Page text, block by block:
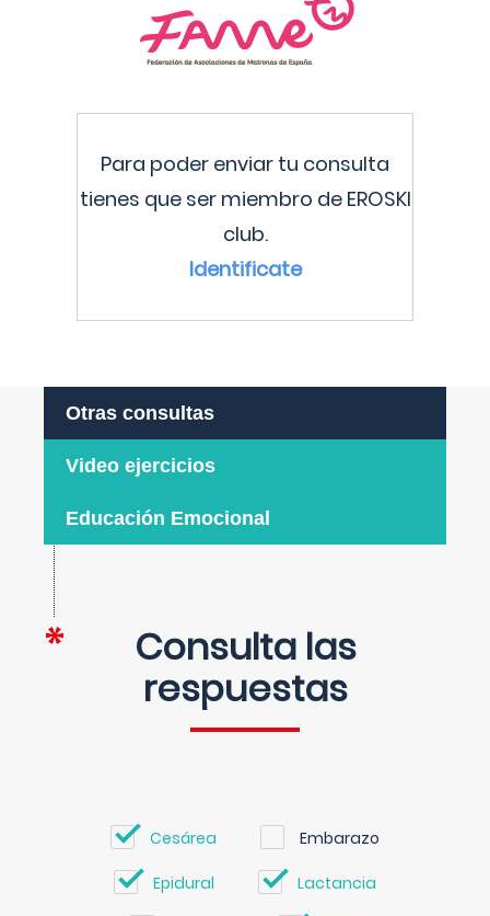
Para poder enviar tu consulta
tienes que ser miembro de EROSKI
club.
Identificate
Otras consultas
Video ejercicios
Educación Emocional
Consulta las
respuestas
Cesárea Embarazo
Epidural Lactancia